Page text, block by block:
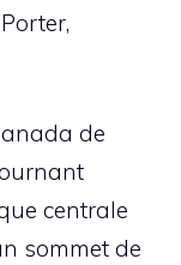
de
centrale
sommet de